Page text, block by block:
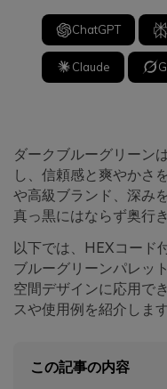
ChatGPT
Claude
ダークブルーグリーン
し、信頼感と爽やかさ
や高級ブランド、深み
真っ黒にはならず奥行
以下では、HEXコード
ブルーグリーンパレッ
空間デザインに応用で
スや使用例を紹介します
この記事の内容